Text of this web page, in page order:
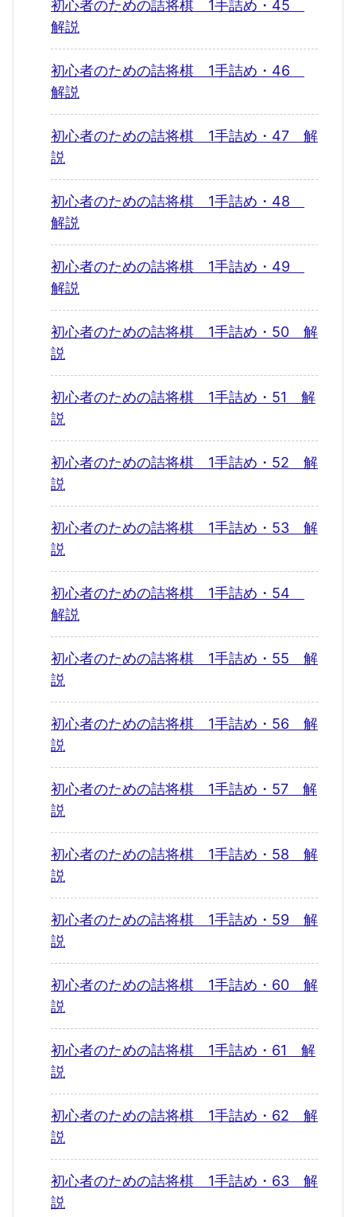
初心者のための詰将棋 1手詰め・45
解説
初心者のための詰将棋 1手詰め・46
解説
初心者のための詰将棋 1手詰め・47 解
説
初心者のための詰将棋 1手詰め・48
解説
初心者のための詰将棋 1手詰め・49
解説
初心者のための詰将棋 1手詰め・50 解
説
初心者のための詰将棋 1手詰め・51 解
説
初心者のための詰将棋 1手詰め・52 解
説
初心者のための詰将棋 1手詰め・53 解
説
初心者のための詰将棋 1手詰め・54
解説
初心者のための詰将棋 1手詰め・55 解
説
初心者のための詰将棋 1手詰め・56 解
説
初心者のための詰将棋 1手詰め・57 解
説
初心者のための詰将棋 1手詰め・58 解
説
初心者のための詰将棋 1手詰め・59 解
説
初心者のための詰将棋 1手詰め・60 解
説
初心者のための詰将棋 1手詰め・61 解
説
初心者のための詰将棋 1手詰め・62 解
説
初心者のための詰将棋 1手詰め・63 解
説